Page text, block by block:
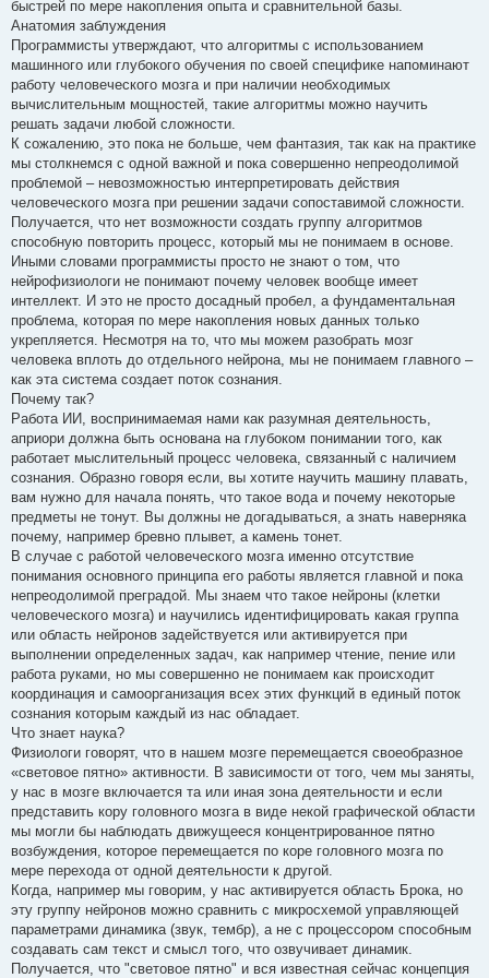
быстрей по мере накопления опыта и сравнительной базы.
Анатомия заблуждения
Программисты утверждают, что алгоритмы с использованием
машинного или глубокого обучения по своей специфике напоминают
работу человеческого мозга и при наличии необходимых
вычислительным мощностей, такие алгоритмы можно научить
решать задачи любой сложности.
К сожалению, это пока не больше, чем фантазия, так как на практике
мы столкнемся с одной важной и пока совершенно непреодолимой
проблемой – невозможностью интерпретировать действия
человеческого мозга при решении задачи сопоставимой сложности.
Получается, что нет возможности создать группу алгоритмов
способную повторить процесс, который мы не понимаем в основе.
Иными словами программисты просто не знают о том, что
нейрофизиологи не понимают почему человек вообще имеет
интеллект. И это не просто досадный пробел, а фундаментальная
проблема, которая по мере накопления новых данных только
укрепляется. Несмотря на то, что мы можем разобрать мозг
человека вплоть до отдельного нейрона, мы не понимаем главного –
как эта система создает поток сознания.
Почему так?
Работа ИИ, воспринимаемая нами как разумная деятельность,
априори должна быть основана на глубоком понимании того, как
работает мыслительный процесс человека, связанный с наличием
сознания. Образно говоря если, вы хотите научить машину плавать,
вам нужно для начала понять, что такое вода и почему некоторые
предметы не тонут. Вы должны не догадываться, а знать наверняка
почему, например бревно плывет, а камень тонет.
В случае с работой человеческого мозга именно отсутствие
понимания основного принципа его работы является главной и пока
непреодолимой преградой. Мы знаем что такое нейроны (клетки
человеческого мозга) и научились идентифицировать какая группа
или область нейронов задействуется или активируется при
выполнении определенных задач, как например чтение, пение или
работа руками, но мы совершенно не понимаем как происходит
координация и самоорганизация всех этих функций в единый поток
сознания которым каждый из нас обладает.
Что знает наука?
Физиологи говорят, что в нашем мозге перемещается своеобразное
«световое пятно» активности. В зависимости от того, чем мы заняты,
у нас в мозге включается та или иная зона деятельности и если
представить кору головного мозга в виде некой графической области
мы могли бы наблюдать движущееся концентрированное пятно
возбуждения, которое перемещается по коре головного мозга по
мере перехода от одной деятельности к другой.
Когда, например мы говорим, у нас активируется область Брока, но
эту группу нейронов можно сравнить с микросхемой управляющей
параметрами динамика (звук, тембр), а не с процессором способным
создавать сам текст и смысл того, что озвучивает динамик.
Получается, что "световое пятно" и вся известная сейчас концепция